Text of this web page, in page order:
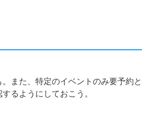
また、特定のイベントのみ要予約と
るようにしておこう。